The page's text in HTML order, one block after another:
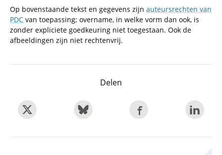
Op bovenstaande tekst en gegevens zijn auteursrechten van
PDC van toepassing; overname, in welke vorm dan ook, is
zonder expliciete goedkeuring niet toegestaan. Ook de
afbeeldingen zijn niet rechtenvrij.
Delen